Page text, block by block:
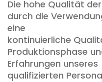
Die hohe Qualität
durch die
eine
kontinuierliche
Produktionsphase
Erfahrungen unseres
qualifizierten